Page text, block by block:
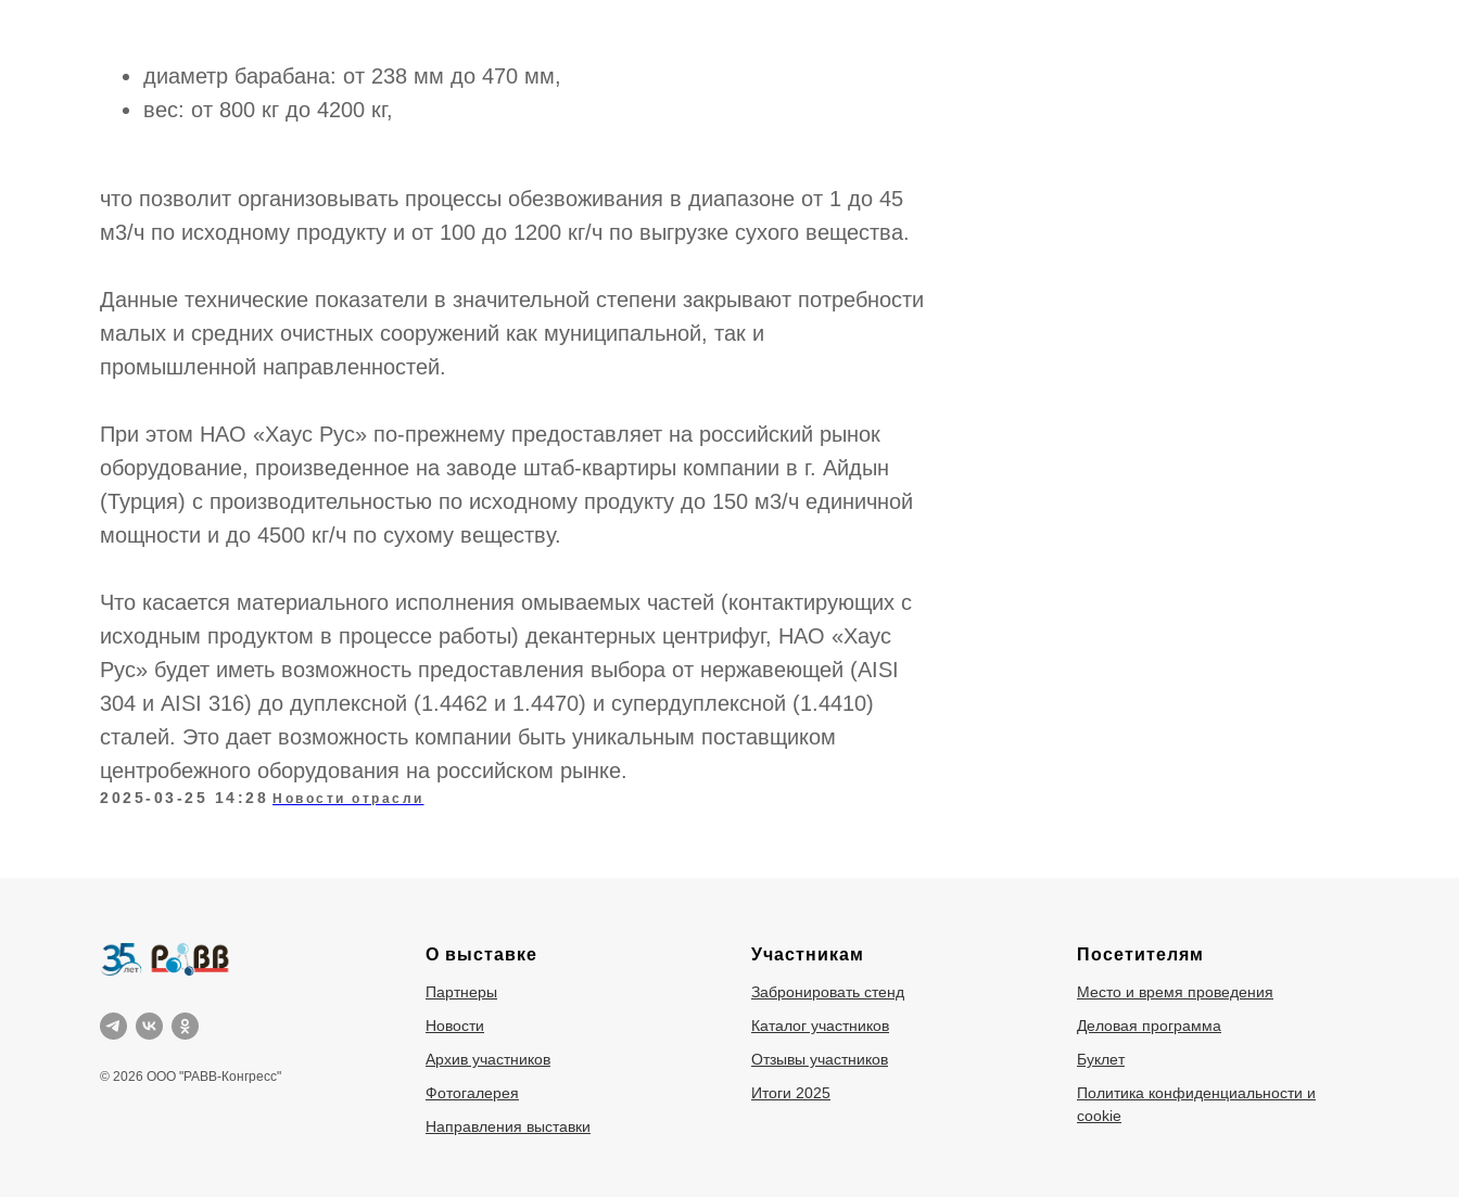
диаметр барабана: от 238 мм до 470 мм,
вес: от 800 кг до 4200 кг,
что позволит организовывать процессы обезвоживания в диапазоне от 1 до 45
м3/ч по исходному продукту и от 100 до 1200 кг/ч по выгрузке сухого вещества.
Данные технические показатели в значительной степени закрывают потребности
малых и средних очистных сооружений как муниципальной, так и
промышленной направленностей.
При этом НАО «Хаус Рус» по-прежнему предоставляет на российский рынок
оборудование, произведенное на заводе штаб-квартиры компании в г. Айдын
(Турция) с производительностью по исходному продукту до 150 м3/ч единичной
мощности и до 4500 кг/ч по сухому веществу.
Что касается материального исполнения омываемых частей (контактирующих с
исходным продуктом в процессе работы) декантерных центрифуг, НАО «Хаус
Рус» будет иметь возможность предоставления выбора от нержавеющей (AISI
304 и AISI 316) до дуплексной (1.4462 и 1.4470) и супердуплексной (1.4410)
сталей. Это дает возможность компании быть уникальным поставщиком
центробежного оборудования на российском рынке.
2025-03-25 14:28 Новости отрасли
© 2026 ООО "РАВВ-Конгресс"
О выставке
Партнеры
Новости
Архив участников
Фотогалерея
Направления выставки
Участникам
Забронировать стенд
Каталог участников
Отзывы участников
Итоги 2025
Посетителям
Место и время проведения
Деловая программа
Буклет
Политика конфиденциальности и
cookie